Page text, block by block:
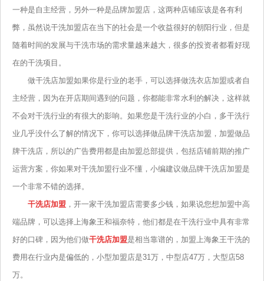
一种是自主经营，另外一种是品牌加盟店，这两种店铺应该是各有利
弊，虽然说干洗加盟店在当下的社会是一个收益很好的朝阳行业，但是
随着时间的发展与干洗市场的需求量越来越大，很多的投资者都看好现
在的干洗项目。
做干洗店加盟如果你是行业的老手，可以选择做洗衣店加盟或者自
主经营，因为在开店期间遇到的问题，你都能非常水利的解决，这样就
不会对干洗行业的有很大的影响。如果您是干洗行业的小白，多干洗行
业几乎没什么了解的情况下，你可以选择做品牌干洗店加盟，加盟做品
牌干洗店，所以的广告费用都是由加盟总部提供，包括店铺前期的推广
运营方案，你如果对干洗加盟行业不懂，小编建议做品牌干洗店加盟是
一个非常不错的选择。
干洗店加盟 ，开一家干洗加盟店需要多少钱，如果说您想加盟中高
端品牌，可以选择上海象王和福奈特，他们都是在干洗行业中具有非常
好的口碑，因为他们做干洗店加盟是相当靠谱的，加盟上海象王干洗的
费用在行业内是偏低的，小型加盟店是31万，中型店47万，大型店58
万。